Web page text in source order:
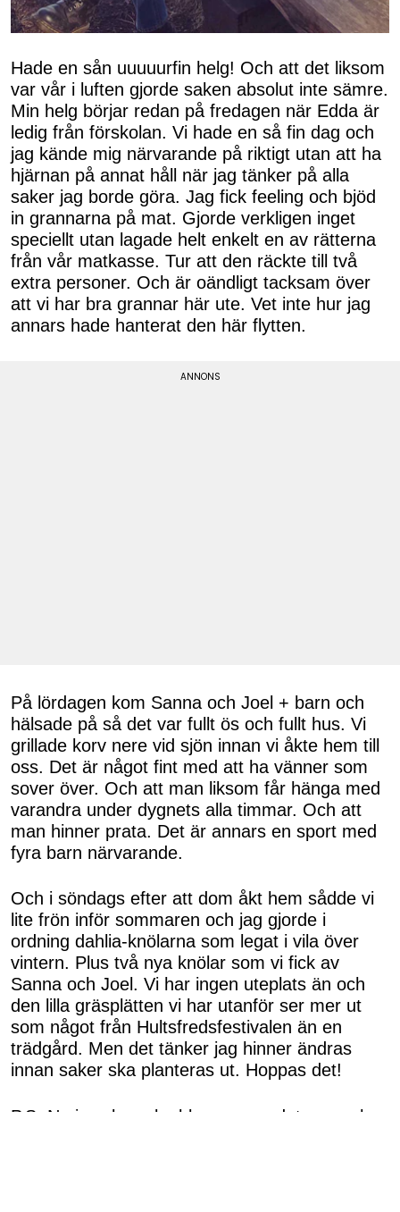
Hade en sån uuuuurfin helg! Och att det liksom
var vår i luften gjorde saken absolut inte sämre.
Min helg börjar redan på fredagen när Edda är
ledig från förskolan. Vi hade en så fin dag och
jag kände mig närvarande på riktigt utan att ha
hjärnan på annat håll när jag tänker på alla
saker jag borde göra. Jag fick feeling och bjöd
in grannarna på mat. Gjorde verkligen inget
speciellt utan lagade helt enkelt en av rätterna
från vår matkasse. Tur att den räckte till två
extra personer. Och är oändligt tacksam över
att vi har bra grannar här ute. Vet inte hur jag
annars hade hanterat den här flytten.
På lördagen kom Sanna och Joel + barn och
hälsade på så det var fullt ös och fullt hus. Vi
grillade korv nere vid sjön innan vi åkte hem till
oss. Det är något fint med att ha vänner som
sover över. Och att man liksom får hänga med
varandra under dygnets alla timmar. Och att
man hinner prata. Det är annars en sport med
fyra barn närvarande.
Och i söndags efter att dom åkt hem sådde vi
lite frön inför sommaren och jag gjorde i
ordning dahlia-knölarna som legat i vila över
vintern. Plus två nya knölar som vi fick av
Sanna och Joel. Vi har ingen uteplats än och
den lilla gräsplätten vi har utanför ser mer ut
som något från Hultsfredsfestivalen än en
trädgård. Men det tänker jag hinner ändras
innan saker ska planteras ut. Hoppas det!
P.S. Nu i veckan ska bloggen uppdateras och